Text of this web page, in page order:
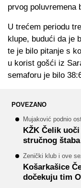
prvog poluvremena
U trećem periodu
klupe, budući da je
te je bilo pitanje s
u korist gošći iz
semaforu je bilo
POVEZANO
Mujaković podnio
KŽK Čelik
stručnog štaba
Zenički klub i ove
Košarkašice
dočekuju tim